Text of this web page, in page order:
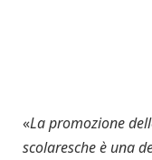
«La promozione
scolaresche è una